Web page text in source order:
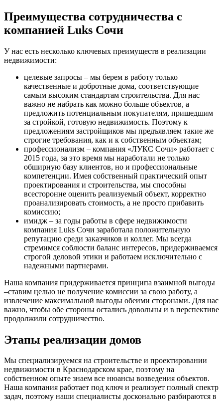
Преимущества сотрудничества с
компанией Luks Сочи
У нас есть несколько ключевых преимуществ в реализации
недвижимости:
целевые запросы – мы берем в работу только
качественные и добротные дома, соответствующие
самым высоким стандартам строительства. Для нас
важно не набрать как можно больше объектов, а
предложить потенциальным покупателям, пришедшим
за стройкой, готовую недвижимость. Поэтому к
предложениям застройщиков мы предъявляем такие же
строгие требования, как и к собственным объектам;
профессионализм – компания «ЛУКС Сочи» работает с
2015 года, за это время мы наработали не только
обширную базу клиентов, но и профессиональные
компетенции. Имея собственный практический опыт
проектирования и строительства, мы способны
всесторонне оценить реализуемый объект, корректно
проанализировать стоимость, а не просто прибавить
комиссию;
имидж – за годы работы в сфере недвижимости
компания Luks Сочи заработала положительную
репутацию среди заказчиков и коллег. Мы всегда
стремимся соблюсти баланс интересов, придерживаемся
строгой деловой этики и работаем исключительно с
надежными партнерами.
Наша компания придерживается принципа взаимной выгоды
–ставим целью не получение комиссии за свою работу, а
извлечение максимальной выгоды обеими сторонами. Для нас
важно, чтобы обе стороны остались довольны и в перспективе
продолжили сотрудничество.
Этапы реализации домов
Мы специализируемся на строительстве и проектировании
недвижимости в Краснодарском крае, поэтому на
собственном опыте знаем все нюансы возведения объектов.
Наша компания работает под ключ и реализует полный спектр
задач, поэтому наши специалисты досконально разбираются в